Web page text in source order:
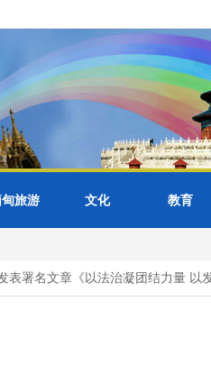
旅游 文化 教育
署名文章《以法治凝团结力量 以发